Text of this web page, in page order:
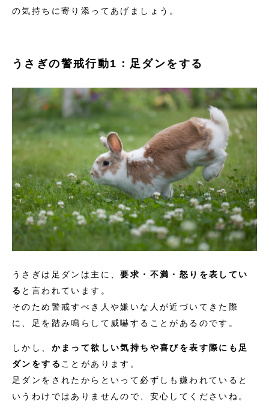
の気持ちに寄り添ってあげましょう。
うさぎの警戒行動1：足ダンをする
うさぎは足ダンは主に、要求・不満・怒りを表してい
る と言われています。
そのため警戒すべき人や嫌いな人が近づいてきた際
に、足を踏み鳴らして威嚇することがあるのです。
しかし、 かまって欲しい気持ちや喜びを表す際にも足
ダンをする ことがあります。
足ダンをされたからといって必ずしも嫌われていると
いうわけではありませんので、安心してくださいね。